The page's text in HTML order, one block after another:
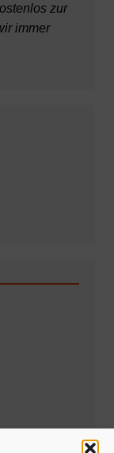
zur
immer